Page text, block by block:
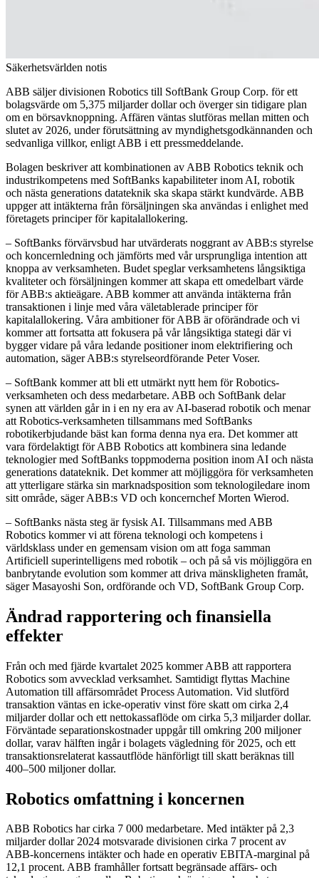
Säkerhetsvärlden notis
ABB säljer divisionen Robotics till SoftBank Group Corp. för ett
bolagsvärde om 5,375 miljarder dollar och överger sin tidigare plan
om en börsavknoppning. Affären väntas slutföras mellan mitten och
slutet av 2026, under förutsättning av myndighetsgodkännanden och
sedvanliga villkor, enligt ABB i ett pressmeddelande.
Bolagen beskriver att kombinationen av ABB Robotics teknik och
industrikompetens med SoftBanks kapabiliteter inom AI, robotik
och nästa generations datateknik ska skapa stärkt kundvärde. ABB
uppger att intäkterna från försäljningen ska användas i enlighet med
företagets principer för kapitalallokering.
– SoftBanks förvärvsbud har utvärderats noggrant av ABB:s styrelse
och koncernledning och jämförts med vår ursprungliga intention att
knoppa av verksamheten. Budet speglar verksamhetens långsiktiga
kvaliteter och försäljningen kommer att skapa ett omedelbart värde
för ABB:s aktieägare. ABB kommer att använda intäkterna från
transaktionen i linje med våra väletablerade principer för
kapitalallokering. Våra ambitioner för ABB är oförändrade och vi
kommer att fortsatta att fokusera på vår långsiktiga stategi där vi
bygger vidare på våra ledande positioner inom elektrifiering och
automation, säger ABB:s styrelseordförande Peter Voser.
– SoftBank kommer att bli ett utmärkt nytt hem för Robotics-
verksamheten och dess medarbetare. ABB och SoftBank delar
synen att världen går in i en ny era av AI-baserad robotik och menar
att Robotics-verksamheten tillsammans med SoftBanks
robotikerbjudande bäst kan forma denna nya era. Det kommer att
vara fördelaktigt för ABB Robotics att kombinera sina ledande
teknologier med SoftBanks toppmoderna position inom AI och nästa
generations datateknik. Det kommer att möjliggöra för verksamheten
att ytterligare stärka sin marknadsposition som teknologiledare inom
sitt område, säger ABB:s VD och koncernchef Morten Wierod.
– SoftBanks nästa steg är fysisk AI. Tillsammans med ABB
Robotics kommer vi att förena teknologi och kompetens i
världsklass under en gemensam vision om att foga samman
Artificiell superintelligens med robotik – och på så vis möjliggöra en
banbrytande evolution som kommer att driva mänskligheten framåt,
säger Masayoshi Son, ordförande och VD, SoftBank Group Corp.
Ändrad rapportering och finansiella
effekter
Från och med fjärde kvartalet 2025 kommer ABB att rapportera
Robotics som avvecklad verksamhet. Samtidigt flyttas Machine
Automation till affärsområdet Process Automation. Vid slutförd
transaktion väntas en icke-operativ vinst före skatt om cirka 2,4
miljarder dollar och ett nettokassaflöde om cirka 5,3 miljarder dollar.
Förväntade separationskostnader uppgår till omkring 200 miljoner
dollar, varav hälften ingår i bolagets vägledning för 2025, och ett
transaktionsrelaterat kassautflöde hänförligt till skatt beräknas till
400–500 miljoner dollar.
Robotics omfattning i koncernen
ABB Robotics har cirka 7 000 medarbetare. Med intäkter på 2,3
miljarder dollar 2024 motsvarade divisionen cirka 7 procent av
ABB-koncernens intäkter och hade en operativ EBITA-marginal på
12,1 procent. ABB framhåller fortsatt begränsade affärs- och